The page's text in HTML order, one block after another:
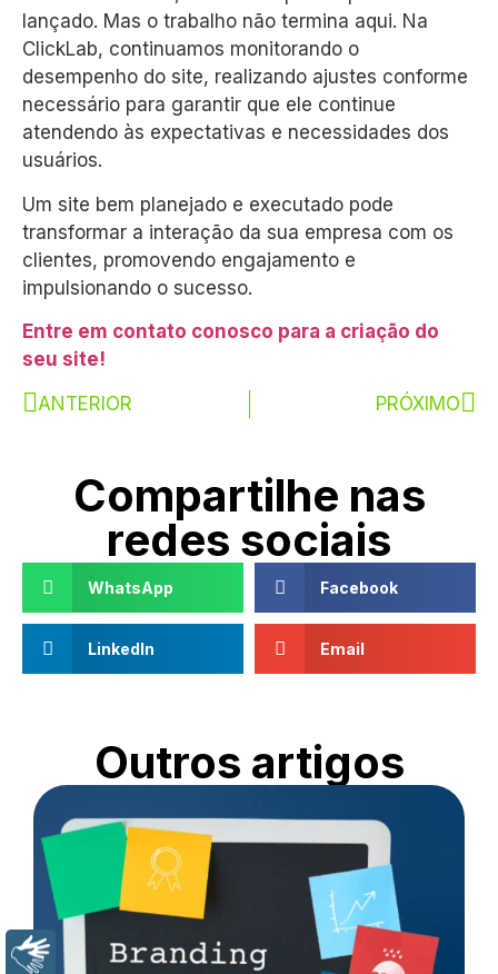
lançado. Mas o trabalho não termina aqui. Na
ClickLab, continuamos monitorando o
desempenho do site, realizando ajustes conforme
necessário para garantir que ele continue
atendendo às expectativas e necessidades dos
usuários.
Um site bem planejado e executado pode
transformar a interação da sua empresa com os
clientes, promovendo engajamento e
impulsionando o sucesso.
Entre em contato conosco para a criação do
seu site!
ANTERIOR
PRÓXIMO
Compartilhe nas
redes sociais
WhatsApp Facebook
LinkedIn Email
Outros artigos
Libras